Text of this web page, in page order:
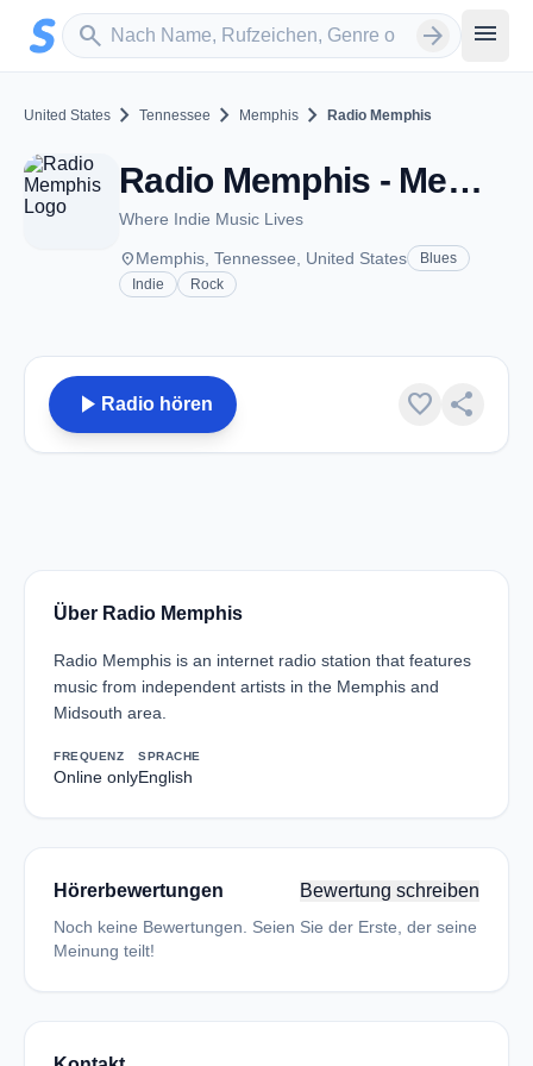
Zum Hauptinhalt springen
search
Sender suchen arrow_forward menu
United States chevron_right Tennessee chevron_right Memphis chevron_right Radio Memphis
Radio Memphis - Memphis, TN
Where Indie Music Lives
placeMemphis, Tennessee, United States
Blues
Indie
Rock
play_arrow Radio hören favorite share
Über Radio Memphis
Radio Memphis is an internet radio station that features
music from independent artists in the Memphis and
Midsouth area.
FREQUENZ
Online only
SPRACHE
English
Hörerbewertungen Bewertung schreiben
Noch keine Bewertungen. Seien Sie der Erste, der seine
Meinung teilt!